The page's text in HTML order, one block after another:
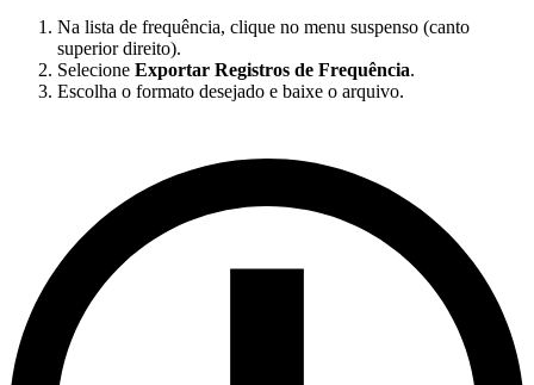
Na lista de frequência, clique no menu suspenso (canto
superior direito).
Selecione Exportar Registros de Frequência.
Escolha o formato desejado e baixe o arquivo.